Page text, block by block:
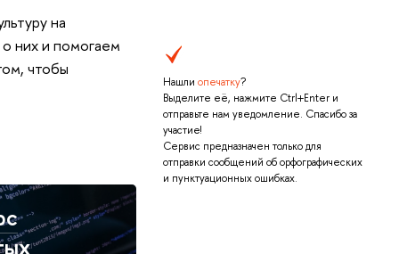
Нашли опечатку?
Выделите её, нажмите Ctrl+Enter и
отправьте нам уведомление. Спасибо за
участие!
Сервис предназначен только для
отправки сообщений об орфографических
и пунктуационных ошибках.
на
них и помогаем
чтобы